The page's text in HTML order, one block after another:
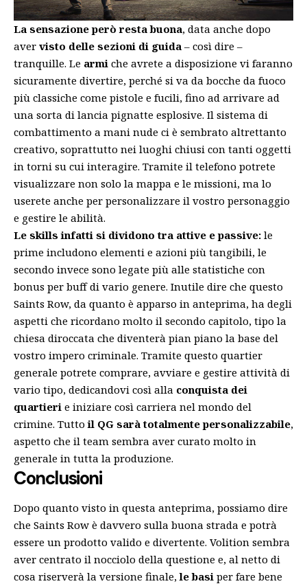
La sensazione però resta buona, data anche dopo
aver visto delle sezioni di guida – così dire –
tranquille. Le armi che avrete a disposizione vi faranno
sicuramente divertire, perché si va da bocche da fuoco
più classiche come pistole e fucili, fino ad arrivare ad
una sorta di lancia pignatte esplosive. Il sistema di
combattimento a mani nude ci è sembrato altrettanto
creativo, soprattutto nei luoghi chiusi con tanti oggetti
in torni su cui interagire. Tramite il telefono potrete
visualizzare non solo la mappa e le missioni, ma lo
userete anche per personalizzare il vostro personaggio
e gestire le abilità.
Le skills infatti si dividono tra attive e passive: le
prime includono elementi e azioni più tangibili, le
secondo invece sono legate più alle statistiche con
bonus per buff di vario genere. Inutile dire che questo
Saints Row, da quanto è apparso in anteprima, ha degli
aspetti che ricordano molto il secondo capitolo, tipo la
chiesa diroccata che diventerà pian piano la base del
vostro impero criminale. Tramite questo quartier
generale potrete comprare, avviare e gestire attività di
vario tipo, dedicandovi così alla conquista dei
quartieri e iniziare così carriera nel mondo del
crimine. Tuttoil QG sarà totalmente personalizzabile,
aspetto che il team sembra aver curato molto in
generale in tutta la produzione.
Conclusioni
Dopo quanto visto in questa anteprima, possiamo dire
che Saints Row è davvero sulla buona strada e potrà
essere un prodotto valido e divertente. Volition sembra
aver centrato il nocciolo della questione e, al netto di
cosa riserverà la versione finale, le basi per fare bene